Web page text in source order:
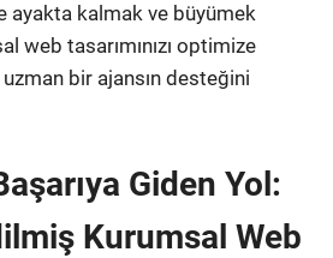
ayakta kalmak ve büyümek
web tasarımınızı optimize
bir ajansın desteğini
Giden Yol:
Kurumsal Web